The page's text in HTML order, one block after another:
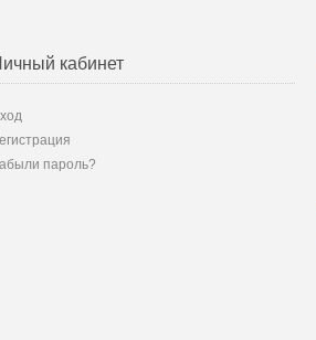
кабинет
пароль?